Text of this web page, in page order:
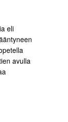
eli
avulla